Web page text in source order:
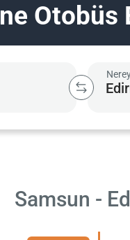
Otobüs
Samsun -